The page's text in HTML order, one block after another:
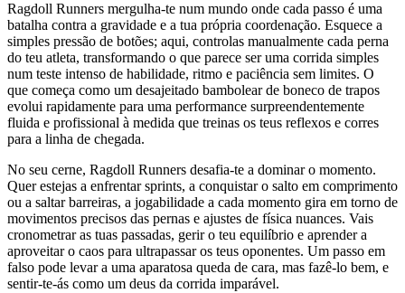
Ragdoll Runners mergulha-te num mundo onde cada passo é uma
batalha contra a gravidade e a tua própria coordenação. Esquece a
simples pressão de botões; aqui, controlas manualmente cada perna
do teu atleta, transformando o que parece ser uma corrida simples
num teste intenso de habilidade, ritmo e paciência sem limites. O
que começa como um desajeitado bambolear de boneco de trapos
evolui rapidamente para uma performance surpreendentemente
fluida e profissional à medida que treinas os teus reflexos e corres
para a linha de chegada.
No seu cerne, Ragdoll Runners desafia-te a dominar o momento.
Quer estejas a enfrentar sprints, a conquistar o salto em comprimento
ou a saltar barreiras, a jogabilidade a cada momento gira em torno de
movimentos precisos das pernas e ajustes de física nuances. Vais
cronometrar as tuas passadas, gerir o teu equilíbrio e aprender a
aproveitar o caos para ultrapassar os teus oponentes. Um passo em
falso pode levar a uma aparatosa queda de cara, mas fazê-lo bem, e
sentir-te-ás como um deus da corrida imparável.